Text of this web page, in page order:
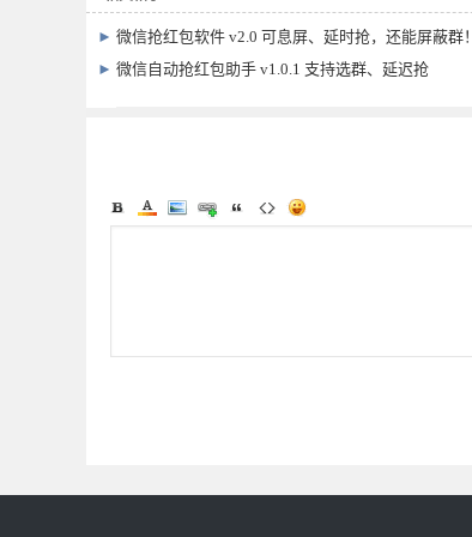
► 微信抢红包软件 v2.0 可息屏、延时抢，还能屏蔽群！
► 微信自动抢红包助手 v1.0.1 支持选群、延迟抢